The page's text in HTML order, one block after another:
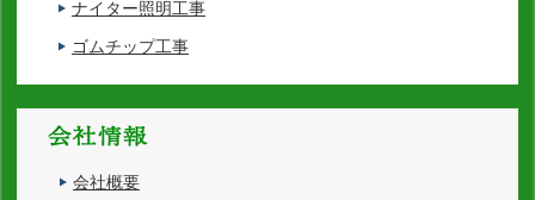
ナイター照明工事
ゴムチップ工事
会社概要